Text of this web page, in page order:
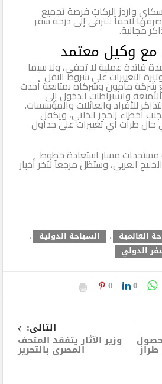
سكاي واردز الركابَ فرصة تجميع
لاحقاً للترقي إلى درجة سفر
مجانية.
مع وكيل معتمد
فائدة عملية لا تخفى، ولا سيما
التغييرات على شروط النقل
شركة مأمون وشركاه بمتابعة أحدث
واشتراطات الدخول إلى
للأفراد والعائلات والمؤسسات.
أخطاء الحجز الذاتي، ويكفل
حال طرأت أي تغييرات على جداول
مستجدات مسار استعادة خطوط
العربي، وستظل مرجعاً لآخر أخبار
العالمية ، السياحة الدولية ،
الدولي
0
0
التالى:
وزير الآثار يتفقد المتحف
المصرى بالتحرير